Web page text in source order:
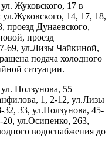
Жуковского, 17 в
14, 17, 18,
проезд Дунаевского,
проезд
69, ул.Лизы Чайкиной,
подача холодного
ситуации.
Ползунова, 55
1, 2-12, ул.Лизы
33, ул.Ползунова, 45-
ул.Осипенко, 263,
водоснабжения до